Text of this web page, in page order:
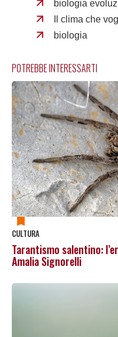
biologia
Il clima che
biologia
POTREBBE INTERESSARTI
CULTURA
Tarantismo salentino:
Amalia Signorelli